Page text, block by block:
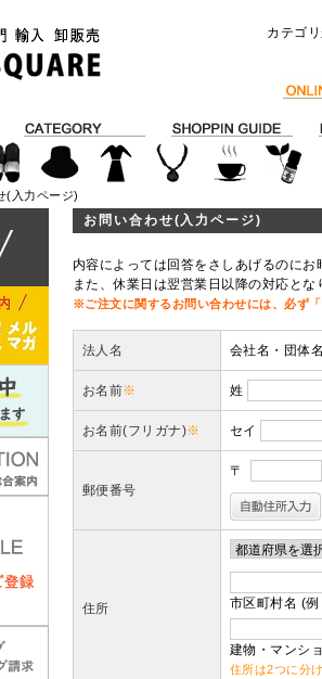
カテゴ
(入力ページ)
お問い合わせ(入力ページ)
内容によっては回答をさしあげるのに
また、休業日は翌営業日以降の対応と
※ご注文に関するお問い合わせには、必ず
法人名 会社名・団体
お名前※ 姓
お名前(フリガナ)※ セイ
郵便番号
〒
住所 市区町村名 (
建物・マンシ
住所は2つに分